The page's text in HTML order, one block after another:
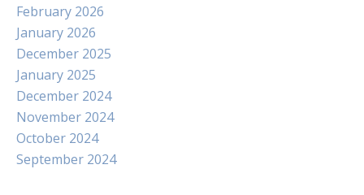
February 2026
January 2026
December 2025
January 2025
December 2024
November 2024
October 2024
September 2024